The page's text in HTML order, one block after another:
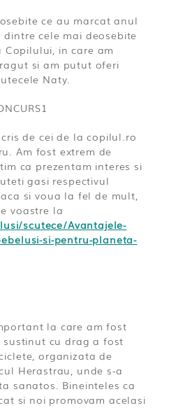
ce au marcat anul
cele mai deosebite
Copilului, in care am
si am putut oferi
Naty.
de cei de la copilul.ro
Am fost extrem de
ca prezentam interes si
gasi respectivul
si voua la fel de mult,
voastre la
scutece/Avantajele-
si-pentru-planeta-
la care am fost
sustinut cu drag a fost
organizata de
Herastrau, unde s-a
sanatos. Bineinteles ca
si noi promovam acelasi